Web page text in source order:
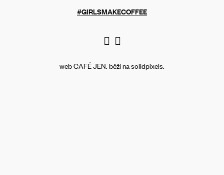
#GIRLSMAKECOFFEE
web CAFÉ JEN. běží nasolidpixels.